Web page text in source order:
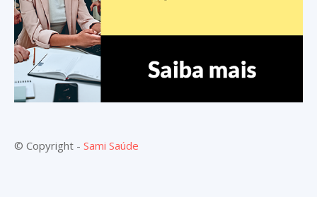
© Copyright - Sami Saúde